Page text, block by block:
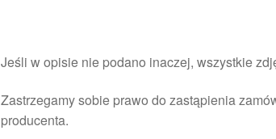
Jeśli w opisie nie podano inaczej, wszystkie
Zastrzegamy sobie prawo do zastąpienia
producenta.